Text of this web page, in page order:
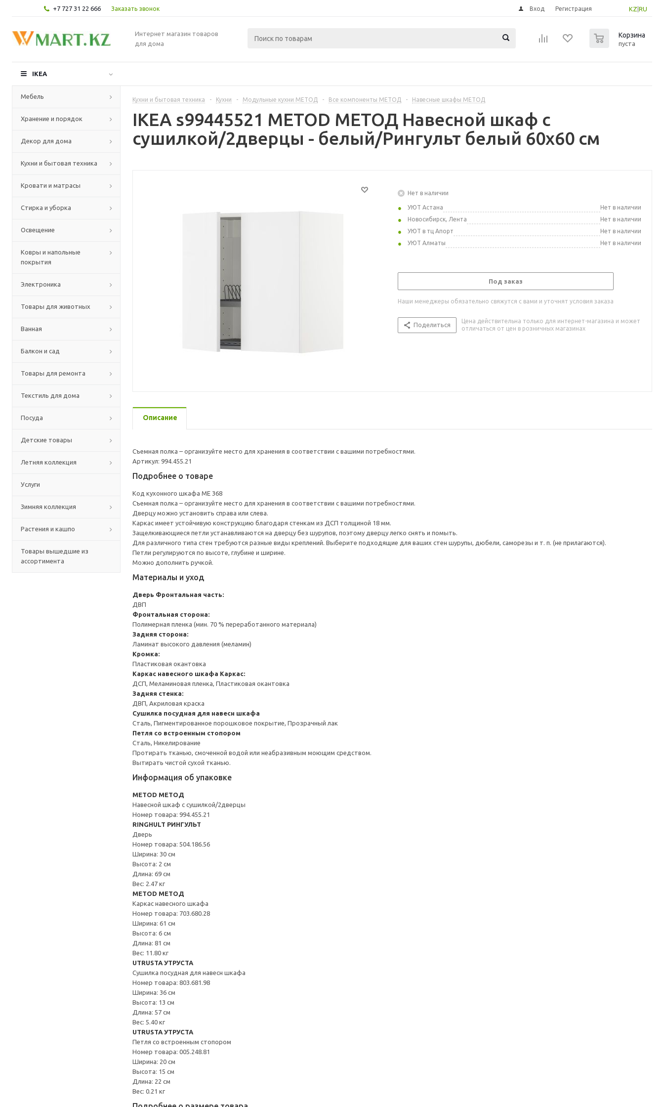
+7 727 31 22 666 Заказать звонок KZ RU
Вход Регистрация
Интернет магазин товаров
для дома
Корзина
пуста
IKEA
Мебель
Хранение и порядок
Декор для дома
Кухни и бытовая техника
Кровати и матрасы
Стирка и уборка
Освещение
Ковры и напольные
покрытия
Электроника
Товары для животных
Ванная
Балкон и сад
Товары для ремонта
Текстиль для дома
Посуда
Детские товары
Летняя коллекция
Услуги
Зимняя коллекция
Растения и кашпо
Товары вышедшие из
ассортимента
Кухни и бытовая техника - Кухни - Модульные кухни МЕТОД - Все компоненты МЕТОД - Навесные шкафы МЕТОД
IKEA s99445521 METOD МЕТОД Навесной шкаф с
сушилкой/2дверцы - белый/Рингульт белый 60x60 см
Нет в наличии
УЮТ Астана
Нет в наличии
Новосибирск, Лента
Нет в наличии
УЮТ в тц Апорт
Нет в наличии
УЮТ Алматы
Нет в наличии
Под заказ
Наши менеджеры обязательно свяжутся с вами и уточнят условия заказа
Поделиться
Цена действительна только для интернет-магазина и может
отличаться от цен в розничных магазинах
Описание
Съемная полка – организуйте место для хранения в соответствии с вашими потребностями.
Артикул: 994.455.21
Подробнее о товаре
Код кухонного шкафа ME 368
Съемная полка – организуйте место для хранения в соответствии с вашими потребностями.
Дверцу можно установить справа или слева.
Каркас имеет устойчивую конструкцию благодаря стенкам из ДСП толщиной 18 мм.
Защелкивающиеся петли устанавливаются на дверцу без шурупов, поэтому дверцу легко снять и помыть.
Для различного типа стен требуются разные виды креплений. Выберите подходящие для ваших стен шурупы, дюбели, саморезы и т. п. (не прилагаются).
Петли регулируются по высоте, глубине и ширине.
Можно дополнить ручкой.
Материалы и уход
Дверь Фронтальная часть:
ДВП
Фронтальная сторона:
Полимерная пленка (мин. 70 % переработанного материала)
Задняя сторона:
Ламинат высокого давления (меламин)
Кромка:
Пластиковая окантовка
Каркас навесного шкафа Каркас:
ДСП, Меламиновая пленка, Пластиковая окантовка
Задняя стенка:
ДВП, Акриловая краска
Сушилка посудная для навесн шкафа
Сталь, Пигментированное порошковое покрытие, Прозрачный лак
Петля со встроенным стопором
Сталь, Никелирование
Протирать тканью, смоченной водой или неабразивным моющим средством.
Вытирать чистой сухой тканью.
Информация об упаковке
METOD МЕТОД
Навесной шкаф с сушилкой/2дверцы
Номер товара: 994.455.21
RINGHULT РИНГУЛЬТ
Дверь
Номер товара: 504.186.56
Ширина: 30 см
Высота: 2 см
Длина: 69 см
Вес: 2.47 кг
METOD МЕТОД
Каркас навесного шкафа
Номер товара: 703.680.28
Ширина: 61 см
Высота: 6 см
Длина: 81 см
Вес: 11.80 кг
UTRUSTA УТРУСТА
Сушилка посудная для навесн шкафа
Номер товара: 803.681.98
Ширина: 36 см
Высота: 13 см
Длина: 57 см
Вес: 5.40 кг
UTRUSTA УТРУСТА
Петля со встроенным стопором
Номер товара: 005.248.81
Ширина: 20 см
Высота: 15 см
Длина: 22 см
Вес: 0.21 кг